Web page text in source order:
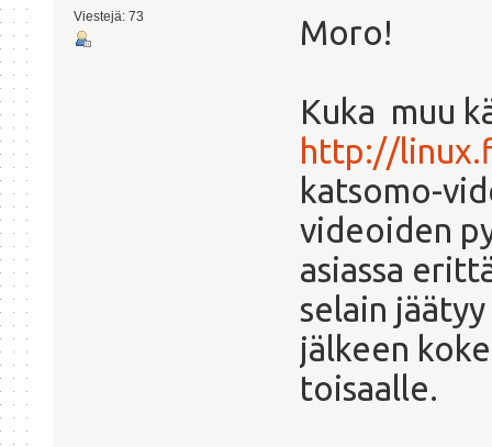
Viestejä: 73
Moro!
Kuka muu
http://
katsomo-
videoiden
asiassa
selain
jälkeen
toisaalle.